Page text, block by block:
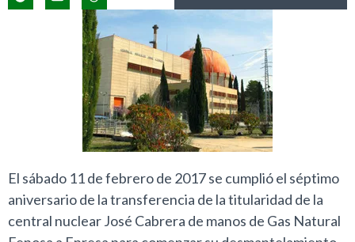
El sábado 11 de febrero de 2017 se cumplió el séptimo
aniversario de la transferencia de la titularidad de la
central nuclear José Cabrera de manos de Gas Natural